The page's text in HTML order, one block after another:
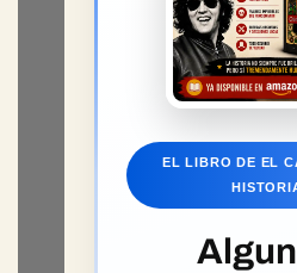
EL LIBRO DE EL